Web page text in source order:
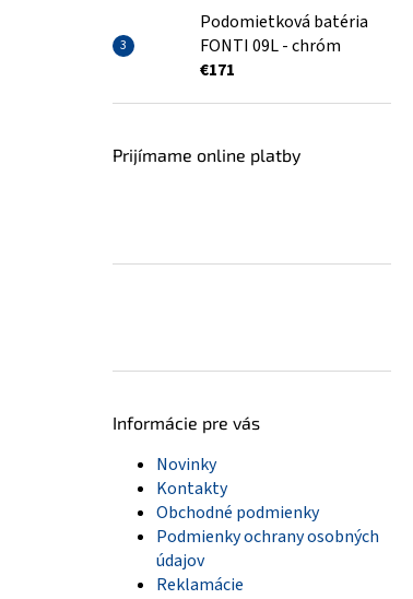
Podomietková batéria
FONTI 09L - chróm
€171
Prijímame online platby
Informácie pre vás
Novinky
Kontakty
Obchodné podmienky
Podmienky ochrany osobných
údajov
Reklamácie